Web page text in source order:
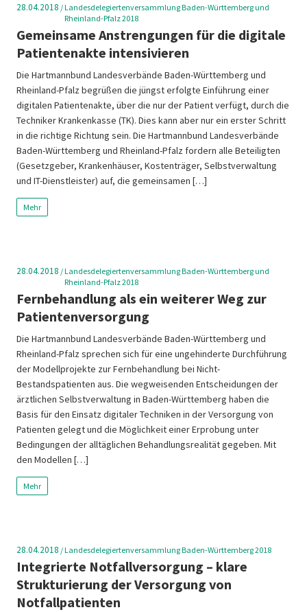
28.04.2018 /Landesdelegiertenversammlung Baden-Württemberg und
Rheinland-Pfalz 2018
Gemeinsame Anstrengungen für die digitale
Patientenakte intensivieren
Die Hartmannbund Landesverbände Baden-Württemberg und
Rheinland-Pfalz begrüßen die jüngst erfolgte Einführung einer
digitalen Patientenakte, über die nur der Patient verfügt, durch die
Techniker Krankenkasse (TK). Dies kann aber nur ein erster Schritt
in die richtige Richtung sein. Die Hartmannbund Landesverbände
Baden-Württemberg und Rheinland-Pfalz fordern alle Beteiligten
(Gesetzgeber, Krankenhäuser, Kostenträger, Selbstverwaltung
und IT-Dienstleister) auf, die gemeinsamen […]
Mehr
28.04.2018 /Landesdelegiertenversammlung Baden-Württemberg und
Rheinland-Pfalz 2018
Fernbehandlung als ein weiterer Weg zur
Patientenversorgung
Die Hartmannbund Landesverbände Baden-Württemberg und
Rheinland-Pfalz sprechen sich für eine ungehinderte Durchführung
der Modellprojekte zur Fernbehandlung bei Nicht-
Bestandspatienten aus. Die wegweisenden Entscheidungen der
ärztlichen Selbstverwaltung in Baden-Württemberg haben die
Basis für den Einsatz digitaler Techniken in der Versorgung von
Patienten gelegt und die Möglichkeit einer Erprobung unter
Bedingungen der alltäglichen Behandlungsrealität gegeben. Mit
den Modellen […]
Mehr
28.04.2018 /Landesdelegiertenversammlung Baden-Württemberg 2018
Integrierte Notfallversorgung – klare
Strukturierung der Versorgung von
Notfallpatienten